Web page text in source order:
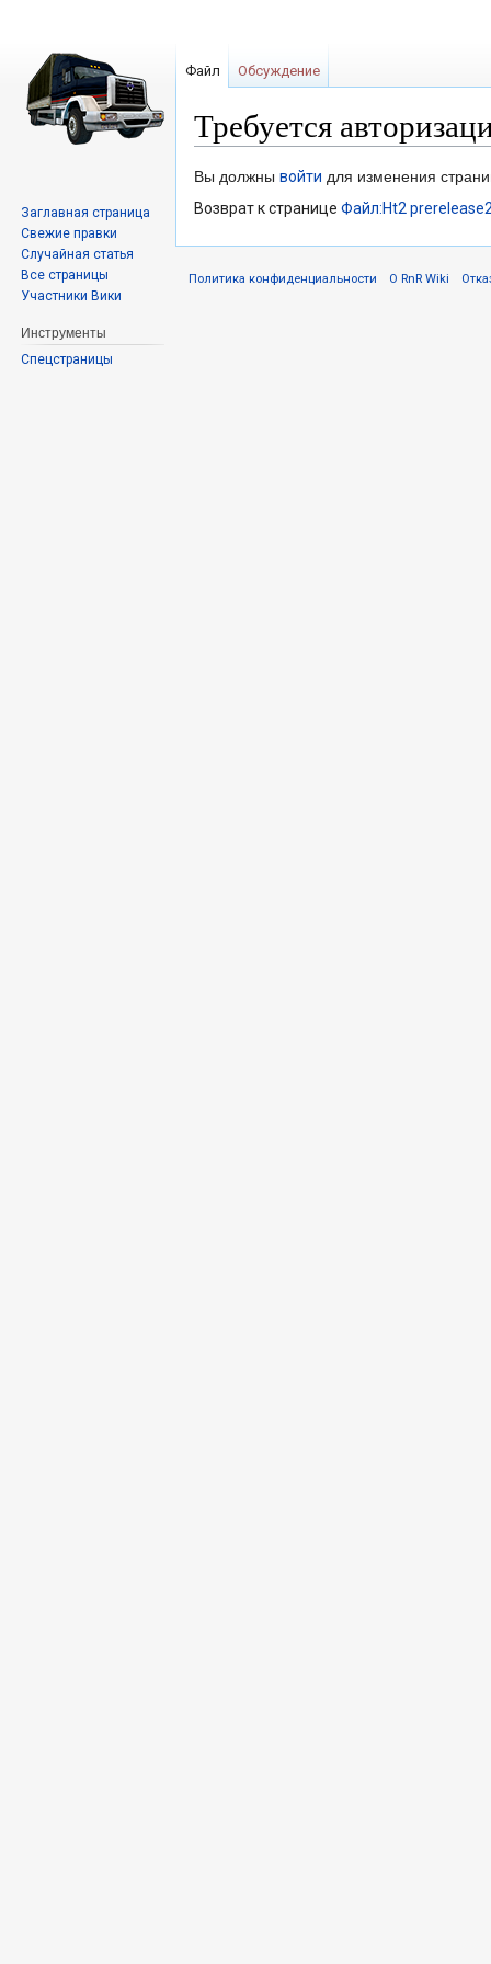
Требуется
Перейти
к
Перейти
к
Вы должны войти для изменения
Возврат к странице Файл:Ht2
Файл Обсуждение
Заглавная страница
Свежие правки
Случайная статья
Все страницы
Участники Вики
Инструменты
Спецстраницы
Политика конфиденциальности О RnR Wiki